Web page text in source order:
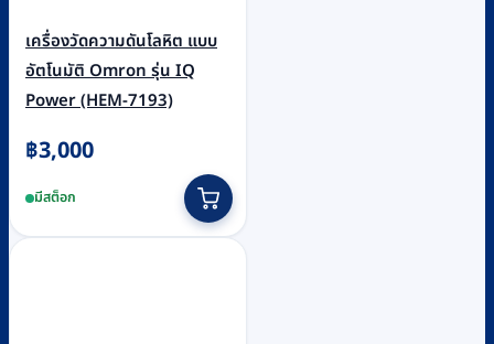
เครื่องวัดความดันโลหิต แบบ
อัตโนมัติ Omron รุ่น IQ
Power (HEM-7193)
฿3,000
มีสต็อก